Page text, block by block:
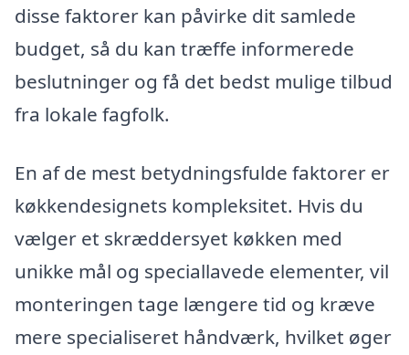
disse faktorer kan påvirke dit samlede
budget, så du kan træffe informerede
beslutninger og få det bedst mulige tilbud
fra lokale fagfolk.
En af de mest betydningsfulde faktorer er
køkkendesignets kompleksitet. Hvis du
vælger et skræddersyet køkken med
unikke mål og speciallavede elementer, vil
monteringen tage længere tid og kræve
mere specialiseret håndværk, hvilket øger